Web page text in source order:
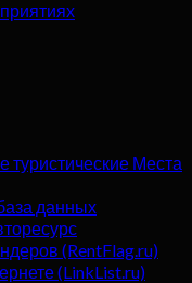
туристические Места
данных
(RentFlag.ru)
(LinkList.ru)